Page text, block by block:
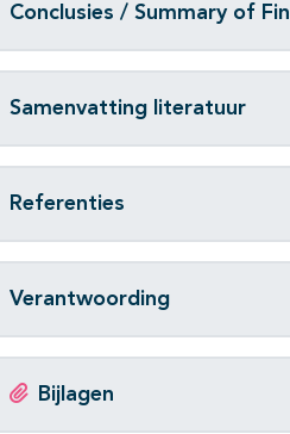
open- en dichtklappen
open- en dichtklappen
open- en dichtklappen
Conclusies / Summary of
Samenvatting literatuur
Referenties
Verantwoording
Bijlagen